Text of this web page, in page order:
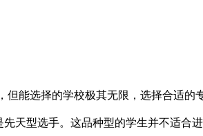
能选择的学校极其无限，选择合适的
天型选手。这品种型的学生并不适合